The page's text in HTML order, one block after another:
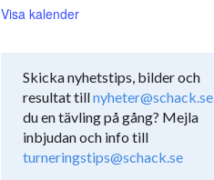
Visa kalender
Skicka nyhetstips, bilder och
resultat tillnyheter@schack.se.
du en tävling på gång? Mejla
inbjudan och info till
turneringstips@schack.se